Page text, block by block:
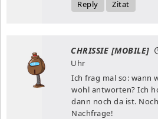
Reply Zitat
CHRISSIE [MOBILE]
Uhr
Ich frag mal so: wann
wohl antworten? Ich
dann noch da ist.
Nachfrage!